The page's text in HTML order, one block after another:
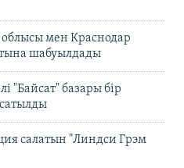
мен Краснодар
шабуылдады
"Байсат" базары бір
салатын "Линдси Грэм